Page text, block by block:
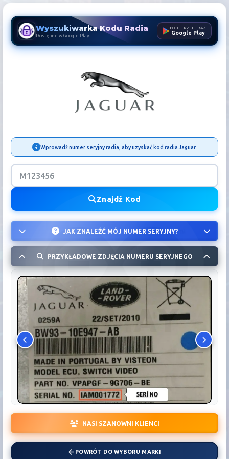
Wyszukiwarka Kodu Radia
Dostępne w Google Play
POBIERZ TERAZ
Google Play
Wprowadź numer seryjny radia, aby uzyskać kod radia Jaguar.
Znajdź Kod
JAK ZNALEŹĆ MÓJ NUMER SERYJNY?
PRZYKŁADOWE ZDJĘCIA NUMERU SERYJNEGO
NASI SZANOWNI KLIENCI
POWRÓT DO WYBORU MARKI